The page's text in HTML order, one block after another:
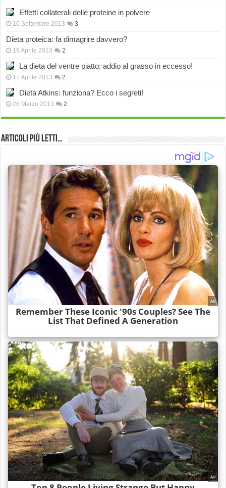
Effetti collaterali delle proteine in polvere
10 Settembre 2013 3
Dieta proteica: fa dimagrire davvero?
19 Aprile 2013 2
La dieta del ventre piatto: addio al grasso in eccesso!
17 Aprile 2013 2
Dieta Atkins: funziona? Ecco i segreti!
26 Marzo 2013 2
Articoli più Letti…